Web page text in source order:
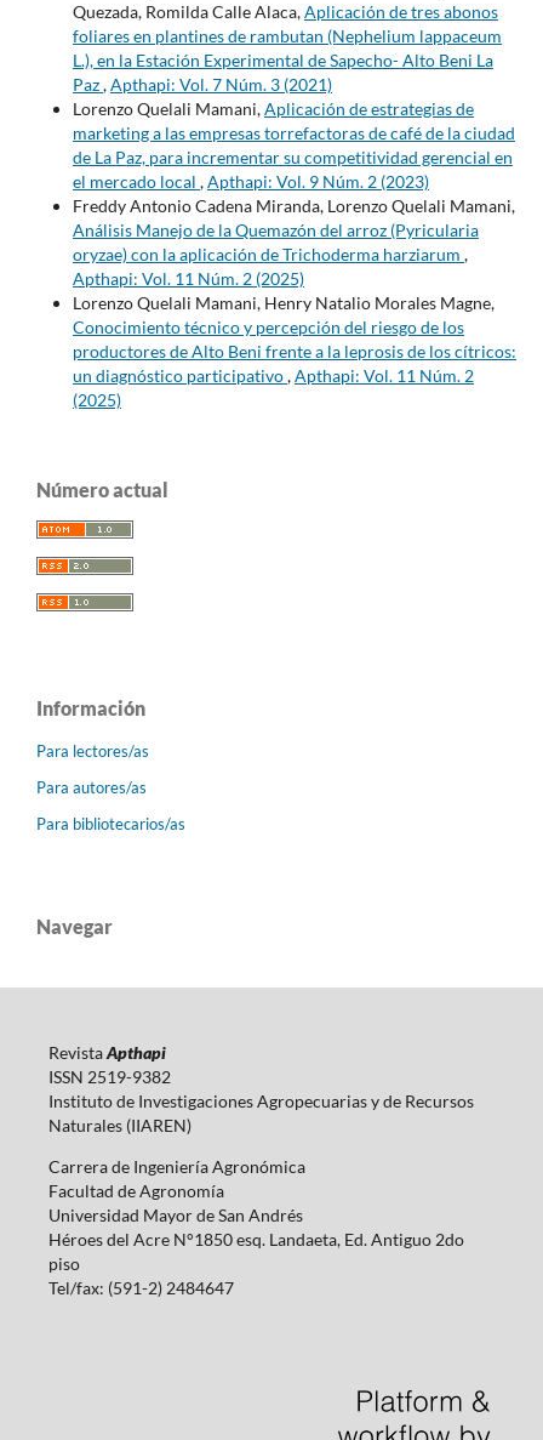
Quezada, Romilda Calle Alaca,Aplicación de tres abonos
foliares en plantines de rambutan (Nephelium lappaceum
L.), en la Estación Experimental de Sapecho- Alto Beni La
Paz,Apthapi: Vol. 7 Núm. 3 (2021)
Lorenzo Quelali Mamani,Aplicación de estrategias de
marketing a las empresas torrefactoras de café de la ciudad
de La Paz, para incrementar su competitividad gerencial en
el mercado local ,Apthapi: Vol. 9 Núm. 2 (2023)
Freddy Antonio Cadena Miranda, Lorenzo Quelali Mamani,
Análisis Manejo de la Quemazón del arroz (Pyricularia
oryzae) con la aplicación de Trichoderma harziarum ,
Apthapi: Vol. 11 Núm. 2 (2025)
Lorenzo Quelali Mamani, Henry Natalio Morales Magne,
Conocimiento técnico y percepción del riesgo de los
productores de Alto Beni frente a la leprosis de los cítricos:
un diagnóstico participativo,Apthapi: Vol. 11 Núm. 2
(2025)
Número actual
Información
Para lectores/as
Para autores/as
Para bibliotecarios/as
Navegar
RevistaApthapi
ISSN 2519-9382
Instituto de Investigaciones Agropecuarias y de Recursos
Naturales (IIAREN)
Carrera de Ingeniería Agronómica
Facultad de Agronomía
Universidad Mayor de San Andrés
Héroes del Acre N°1850 esq. Landaeta, Ed. Antiguo 2do
piso
Tel/fax: (591-2) 2484647